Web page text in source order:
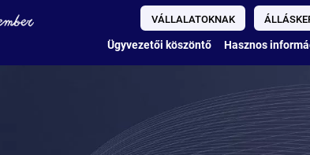
VÁLLALATOKNAK
Ügyvezetői köszöntő Hasznos